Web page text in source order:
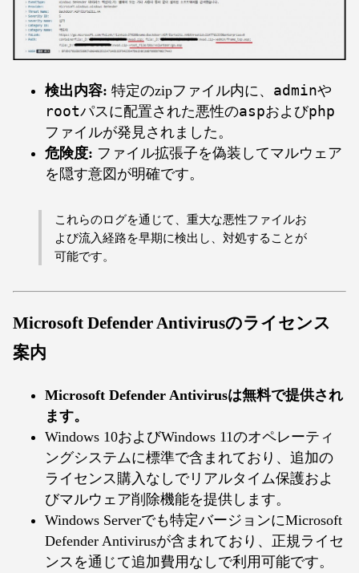
検出内容: 特定のzipファイル内に、 adminや
rootパスに配置された悪性のaspおよびphp
ファイルが発見されました。
危険度: ファイル拡張子を偽装してマルウェア
を隠す意図が明確です。
これらのログを通じて、重大な悪性ファイルお
よび流入経路を早期に検出し、対処することが
可能です。
Microsoft Defender Antivirusのライセンス
案内
Microsoft Defender Antivirusは無料で提供され
ます。
Windows 10およびWindows 11のオペレーティ
ングシステムに標準で含まれており、追加の
ライセンス購入なしでリアルタイム保護およ
びマルウェア削除機能を提供します。
Windows Serverでも特定バージョンにMicrosoft
Defender Antivirusが含まれており、正規ライセ
ンスを通じて追加費用なしで利用可能です。